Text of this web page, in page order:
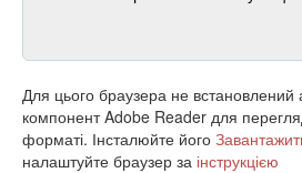
Для цього браузера не встановлений
компонент Adobe Reader для
форматі. Інсталюйте його
налаштуйте браузер за інструкцією